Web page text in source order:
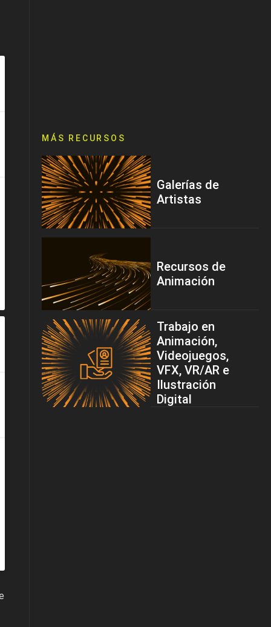
MÁS RECURSOS
Galerías de
Artistas
Recursos de
Animación
Trabajo en
Animación,
Videojuegos,
VFX, VR/AR e
Ilustración
Digital